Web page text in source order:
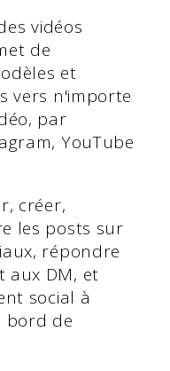
vidéos
de
et
vers n'importe
par
YouTube
créer,
les posts sur
répondre
aux DM, et
social à
bord de